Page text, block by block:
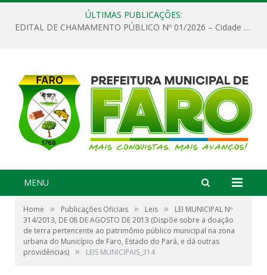
ÚLTIMAS PUBLICAÇÕES:
EDITAL DE CHAMAMENTO PÚBLICO Nº 01/2026 – Cidade de Faro
MENU
Home » Publicações Oficiais » Leis »
LEI MUNICIPAL Nº
314/2013, DE 08 DE AGOSTO DE 2013 (Dispõe sobre a doação
de terra pertencente ao patrimônio público municipal na zona
urbana do Município de Faro, Estado do Pará, e dá outras
providências) » LEIS MUNICIPAIS_314